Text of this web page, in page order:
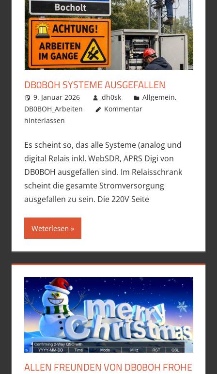
DB0BOH SYSTEME AUSGEFALLEN
9. Januar 2026 dh0sk Allgemein,
DB0BOH_Arbeiten
Kommentar
hinterlassen
Es scheint so, das alle Systeme (analog und
digital Relais inkl. WebSDR, APRS Digi von
DB0BOH ausgefallen sind. Im Relaisschrank
scheint die gesamte Stromversorgung
ausgefallen zu sein. Die 220V Seite
Weterlesen
ALLEN FREUNDEN VON DB0BOH FROHE